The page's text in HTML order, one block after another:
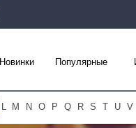
Новинки Популярные
L M N O P Q R S T U V